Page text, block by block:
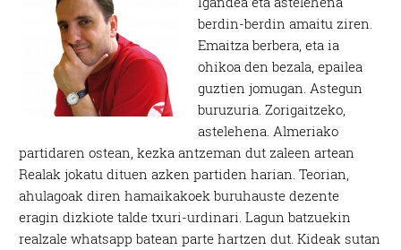
berdin-berdin amaitu ziren.
Emaitza berbera, eta ia
ohikoa den bezala, epailea
guztien jomugan. Astegun
buruzuria. Zorigaitzeko,
astelehena. Almeriako
partidaren ostean, kezka antzeman dut zaleen artean
Realak jokatu dituen azken partiden harian. Teorian,
ahulagoak diren hamaikakoek buruhauste dezente
eragin dizkiote talde txuri-urdinari. Lagun batzuekin
realzale whatsapp batean parte hartzen dut. Kideak sutan